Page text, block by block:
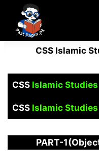
content
CSS Islamic
CSSIslamic Studies
CSSIslamic Studies
PART-